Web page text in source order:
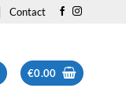
Contact
€0.00